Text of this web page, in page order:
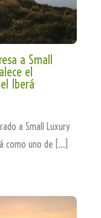
a Small
el
Iberá
a Small Luxury
como uno de […]